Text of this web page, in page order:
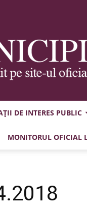
DE INTERES PUBLIC
MONITORUL OFICIAL